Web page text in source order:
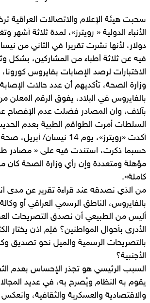
سحبت هيئة الإعلام والاتصالات العراقية
دولار، لأنها نشرت تقريرا في الثاني من
فيه عن ثلاثة أطباء من المشاركين، بشكل
الاختبارات لرصد الإصابات بفايروس
وزارة الصحة، تأكديهم أن عدد حالات
بالفايروس في البلاد، يفوق الرقم المعلن
بآلاف، وان المصادر فضلت عدم الإفصاح
السلطات أمرت الطواقم الطبية بعدم
أكدت «رويترز»، يوم 14 نيسان/
حسبما ذكرت، استندت فيه على « مصادر
مؤهلة ومتعددة وإن رأي وزارة الصحة كان
كاملة».
من الذي نصدقه عند قراءة تقرير عن مدى
بالفايروس، الناطق الرسمي العراقي أو وكالة
أليس من الطبيعي أن نصدق التصريحات
الأدرى بأحوال المواطنين؟ فلِم اذن يختار
بالتصريحات الرسمية والميل نحو تصديق
الأجنبية؟
السبب الرئيسي هو تجذر الإحساس بعدم
يقوم به النظام ويُصرح به، في عديد
والاقتصادية والعسكرية والثقافية،